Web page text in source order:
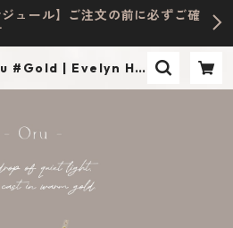
ジュール】ご注文の前に必ずご確
#Gold | Evelyn HO